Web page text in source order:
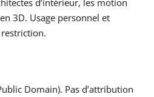
3D. Usage personnel et
Domain). Pas d’attribution